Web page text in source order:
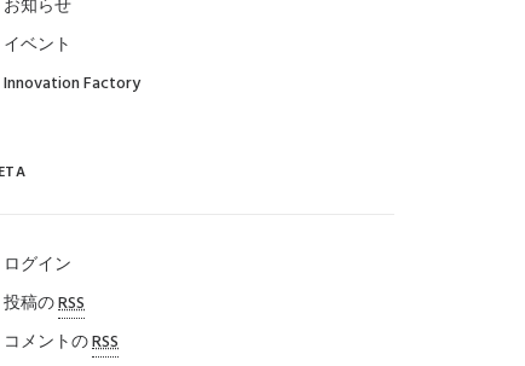
お知らせ
イベント
Innovation Factory
ログイン
投稿のRSS
コメントのRSS